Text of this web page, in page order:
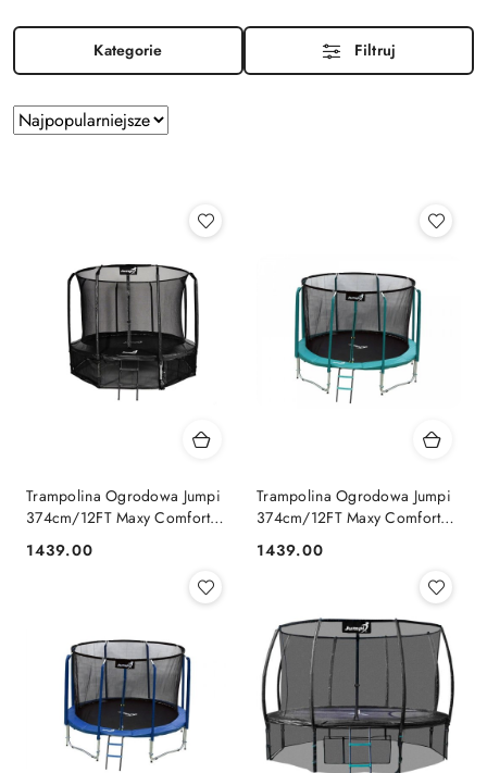
Kategorie Filtruj
Zastosowano
sortowanie:
Sortuj
według
Trampolina Ogrodowa Jumpi
374cm/12FT Maxy Comfort
Czarna Z Wewnętrzną Siatką
Jumpi
Cena:
1439.00
Trampolina Ogrodowa Jumpi
374cm/12FT Maxy Comfort
Zielona Z Wewnętrzną Siatką
Jumpi
Cena:
1439.00